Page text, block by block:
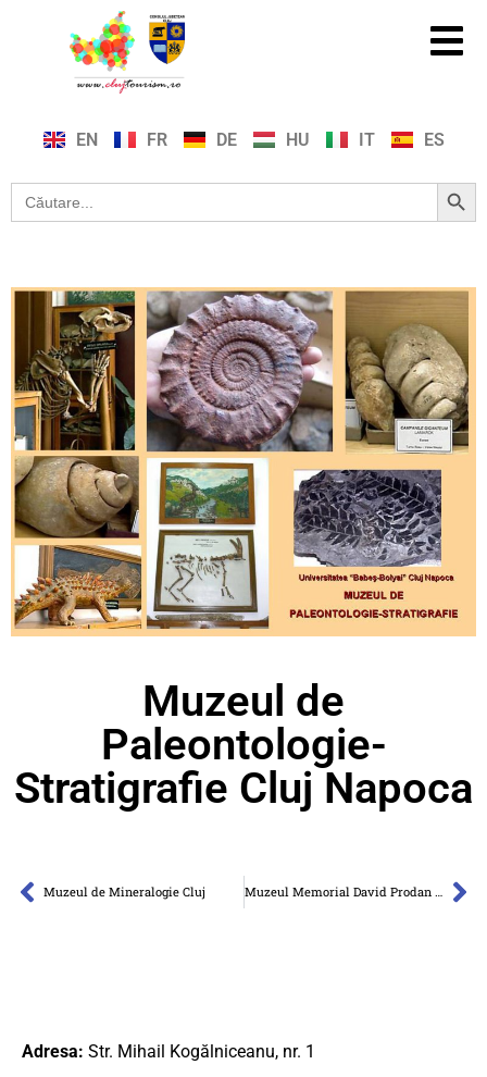
EN FR DE HU IT ES
Search
for:
Search Button
Muzeul de
Paleontologie-
Stratigrafie Cluj Napoca
Muzeul de Mineralogie Cluj Muzeul Memorial David Prodan Cluj-Napoca
Adresa: Str. Mihail Kogălniceanu, nr. 1